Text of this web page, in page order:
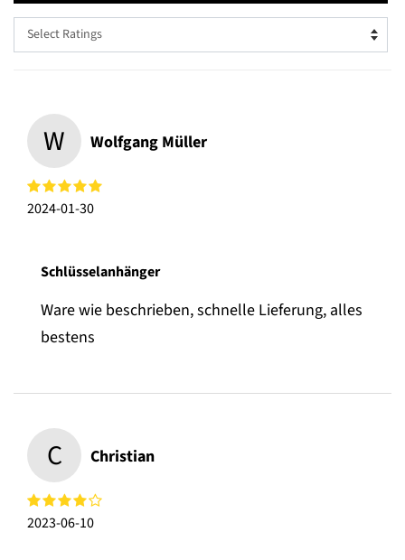
W Wolfgang Müller
2024-01-30
Schlüsselanhänger
Ware wie beschrieben, schnelle Lieferung, alles
bestens
C Christian
2023-06-10